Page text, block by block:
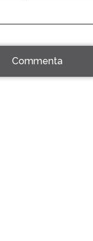
Commenta